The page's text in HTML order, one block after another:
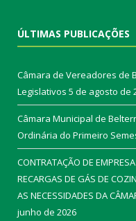
ÚLTIMAS PUBLICAÇÕES
Câmara de Vereadores de
Legislativos 5 de agosto de
Câmara Municipal de
Ordinária do Primeiro
CONTRATAÇÃO DE
RECARGAS DE GÁS DE
AS NECESSIDADES DA
junho de 2026